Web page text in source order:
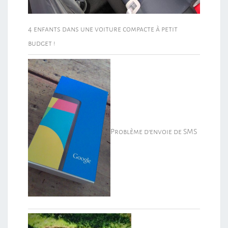
4 enfants dans une voiture compacte à petit
budget !
Problème d’envoie de SMS